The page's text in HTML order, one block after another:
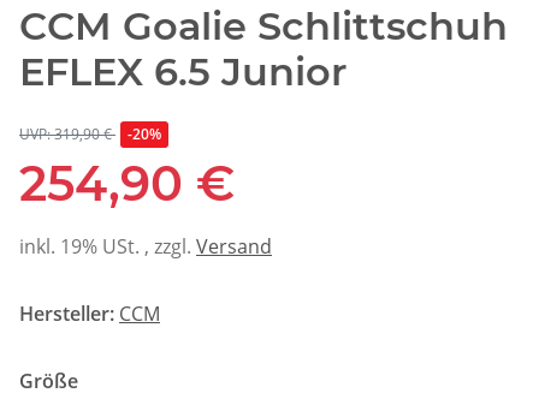
CCM Goalie Schlittschuh
EFLEX 6.5 Junior
UVP: 319,90 € -20%
254,90 €
inkl. 19% USt. , zzgl. Versand
Hersteller: CCM
Größe